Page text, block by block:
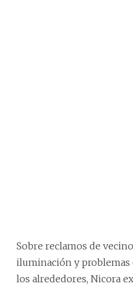
Sobre reclamos de
iluminación y problemas
los alrededores, Nicora